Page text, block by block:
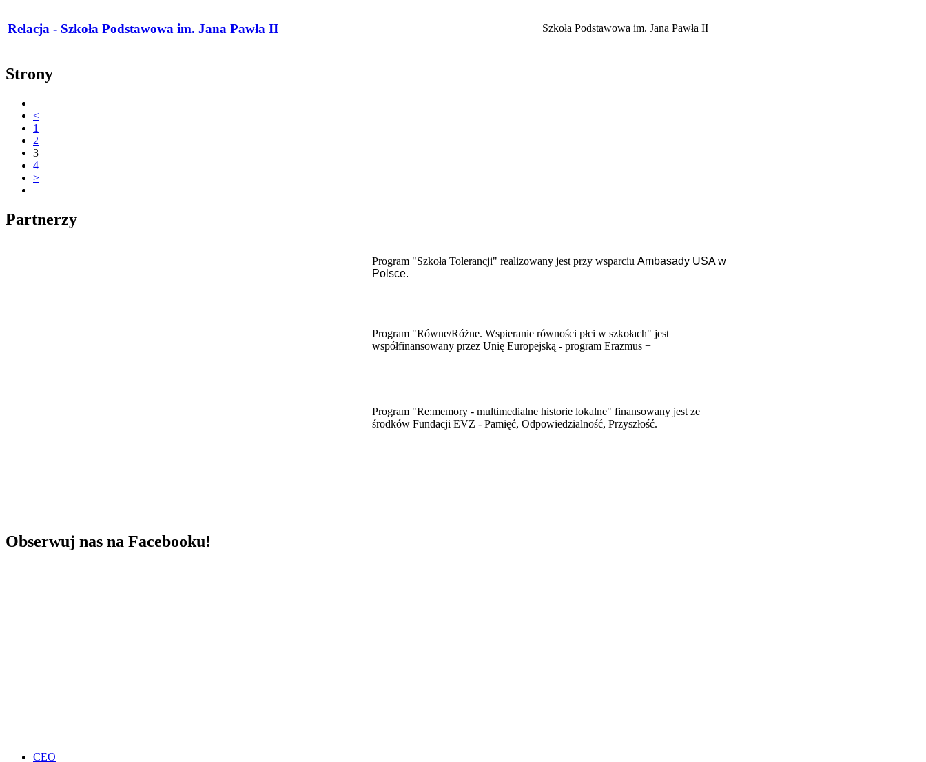
Relacja - Szkoła Podstawowa im. Jana Pawła II Szkoła Podstawowa im. Jana Pawła II
Strony
<
1
2
3
4
>
Partnerzy
Program "Szkoła Tolerancji" realizowany jest przy wsparciu Ambasady USA w
Polsce.
Program "Równe/Różne. Wspieranie równości płci w szkołach" jest
współfinansowany przez Unię Europejską - program Erazmus +
​Program "Re:memory - multimedialne historie lokalne" finansowany jest ze
środków Fundacji EVZ - Pamięć, Odpowiedzialność, Przyszłość.
Obserwuj nas na Facebooku!
CEO